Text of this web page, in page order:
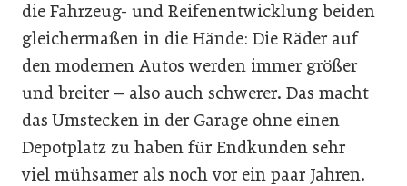
die Fahrzeug- und Reifenentwicklung beiden
gleichermaßen in die Hände: Die Räder auf
den modernen Autos werden immer größer
und breiter – also auch schwerer. Das macht
das Umstecken in der Garage ohne einen
Depotplatz zu haben für Endkunden sehr
viel mühsamer als noch vor ein paar Jahren.